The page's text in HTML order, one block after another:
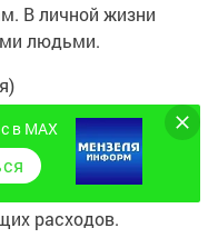
В личной жизни
людьми.
принесут
начатые
признание.
но не стоит
расходов.
в MAX